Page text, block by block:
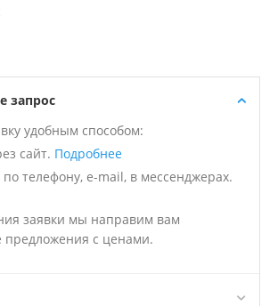
запрос
удобным способом:
сайт. Подробнее
телефону, e-mail, в мессенджерах.
заявки мы направим вам
предложения с ценами.